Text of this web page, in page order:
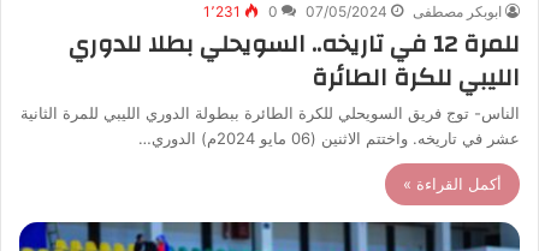
ابوبكر مصطفى 07/05/2024
0 1٬231
للمرة 12 في تاريخه.. السويحلي بطلا للدوري
الليبي للكرة الطائرة
الناس- توج فريق السويحلي للكرة الطائرة ببطولة الدوري الليبي للمرة الثانية
عشر في تاريخه. واختتم الاثنين (06 مايو 2024م) الدوري…
أكمل القراءة »